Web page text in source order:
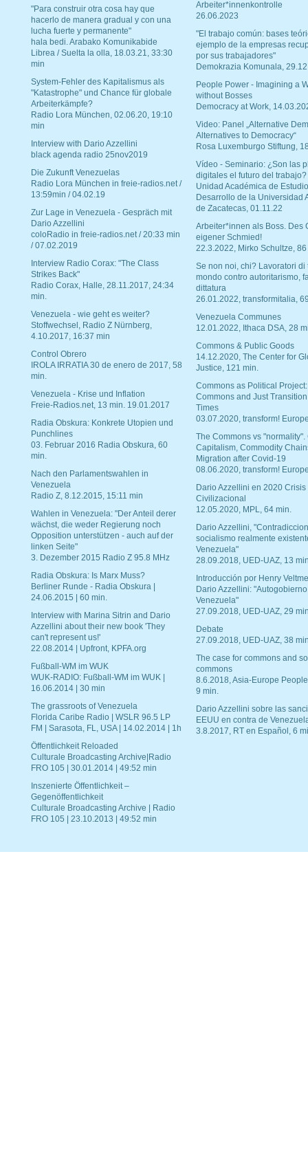
"Para construir otra cosa hay que
hacerlo de manera gradual y con una
lucha fuerte y permanente"
hala bedi. Arabako Komunikabide
Librea / Suelta la olla, 18.03.21, 33:30
min
System-Fehler des Kapitalismus als
"Katastrophe" und Chance für globale
Arbeiterkämpfe?
Radio Lora München, 02.06.20, 19:10
min
Interview with Dario Azzellini
black agenda radio 25nov2019
Die Zukunft Venezuelas
Radio Lora München in freie-radios.net /
13:59min / 04.02.19
Zur Lage in Venezuela - Gespräch mit
Dario Azzellini
coloRadio in freie-radios.net / 20:33 min
/ 07.02.2019
Interview Radio Corax: "The Class
Strikes Back"
Radio Corax, Halle, 28.11.2017, 24:34
min.
Venezuela - wie geht es weiter?
Stoffwechsel, Radio Z Nürnberg,
4.10.2017, 16:37 min
Control Obrero
IROLA IRRATIA 30 de enero de 2017, 58
min.
Venezuela - Krise und Inflation
Freie-Radios.net, 13 min. 19.01.2017
Radia Obskura: Konkrete Utopien und
Punchlines
03. Februar 2016 Radia Obskura, 60
min.
Nach den Parlamentswahlen in
Venezuela
Radio Z, 8.12.2015, 15:11 min
Wahlen in Venezuela: "Der Anteil derer
wächst, die weder Regierung noch
Opposition unterstützen - auch auf der
linken Seite"
3. Dezember 2015 Radio Z 95.8 MHz
Radia Obskura: Is Marx Muss?
Berliner Runde - Radia Obskura |
24.06.2015 | 60 min.
Interview with Marina Sitrin and Dario
Azzellini about their new book 'They
can't represent us!'
22.08.2014 | Upfront, KPFA.org
Fußball-WM im WUK
WUK-RADIO: Fußball-WM im WUK |
16.06.2014 | 30 min
The grassroots of Venezuela
Florida Caribe Radio | WSLR 96.5 LP
FM | Sarasota, FL, USA | 14.02.2014 | 1h
Öffentlichkeit Reloaded
Culturale Broadcasting Archive|Radio
FRO 105 | 30.01.2014 | 49:52 min
Inszenierte Öffentlichkeit –
Gegenöffentlichkeit
Culturale Broadcasting Archive | Radio
FRO 105 | 23.10.2013 | 49:52 min
Arbeiter*innenkontrolle
26.06.2023
"El trabajo común: bases
ejemplo de la empresas
por sus trabajadores"
Demokrazia Komunala,
People Power - Imagining a
without Bosses
Democracy at Work,
Video: Panel „Alternative
Alternatives to Democracy“
Rosa Luxemburgo Stiftung,
Vídeo - Seminario: ¿Son las
digitales el futuro del trabajo?
Unidad Académica de
Desarrollo de la Universidad
de Zacatecas, 01.11.22
Arbeiter*innen als Boss. Des
eigener Schmied!
22.3.2022, Mirko Schultze, 86
Se non noi, chi? Lavoratori di
mondo contro autoritarismo,
dittatura
26.01.2022, transformitalia,
Venezuela Communes
12.01.2022, Ithaca DSA, 28
Commons & Public Goods
14.12.2020, The Center for
Justice, 121 min.
Commons as Political Project:
Commons and Just
Times
03.07.2020, transform!
The Commons vs "normality".
Capitalism, Commodity
Migration after Covid-19
08.06.2020, transform!
Dario Azzellini en 2020 Crisis
Civilizacional
12.05.2020, MPL, 64 min.
Dario Azzellini,
socialismo realmente
Venezuela"
28.09.2018, UED-UAZ, 13
Introducción por Henry
Dario Azzellini:
Venezuela"
27.09.2018, UED-UAZ, 29
Debate
27.09.2018, UED-UAZ, 38
The case for commons and
commons
8.6.2018, Asia-Europe
9 min.
Dario Azzellini sobre las
EEUU en contra de
3.8.2017, RT en Español, 6